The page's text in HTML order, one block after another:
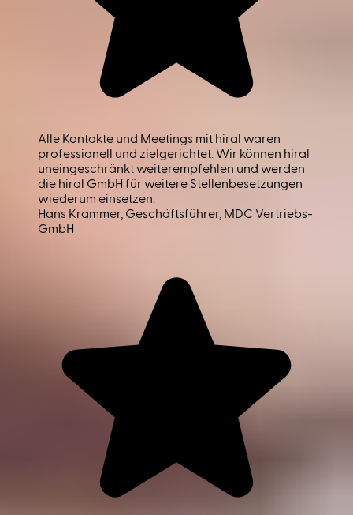
Alle Kontakte und Meetings mit hiral waren
professionell und zielgerichtet. Wir können hiral
uneingeschränkt weiterempfehlen und werden
die hiral GmbH für weitere Stellenbesetzungen
wiederum einsetzen.
Hans Krammer, Geschäftsführer, MDC Vertriebs-
GmbH